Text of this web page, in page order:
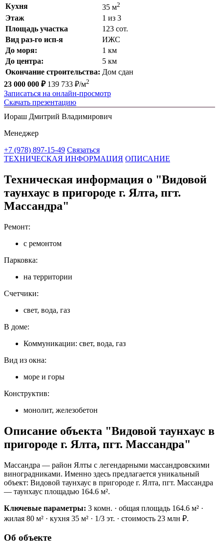
Кухня 35 м2
Этаж
1 из 3
Площадь участка
123 сот.
Вид раз-го исп-я
ИЖС
До моря:
1 км
До центра:
5 км
Окончание строительства: Дом сдан
23 000 000 ₽ 139 733 ₽/м2
Записаться на онлайн-просмотр
Скачать презентацию
Иораш Дмитрий Владимирович
Менеджер
+7 (978) 897-15-49 Связаться
ТЕХНИЧЕСКАЯ ИНФОРМАЦИЯ ОПИСАНИЕ
Техническая информация о "Видовой
таунхаус в пригороде г. Ялта, пгт.
Массандра"
Ремонт:
с ремонтом
Парковка:
на территории
Счетчики:
свет, вода, газ
В доме:
Коммуникации: свет, вода, газ
Вид из окна:
море и горы
Конструктив:
монолит, железобетон
Описание объекта "Видовой таунхаус в
пригороде г. Ялта, пгт. Массандра"
Массандра — район Ялты с легендарными массандровскими
виноградниками. Именно здесь предлагается уникальный
объект: Видовой таунхаус в пригороде г. Ялта, пгт. Массандра
— таунхаус площадью 164.6 м².
Ключевые параметры: 3 комн. · общая площадь 164.6 м² ·
жилая 80 м² · кухня 35 м² · 1/3 эт. · стоимость 23 млн ₽.
Об объекте